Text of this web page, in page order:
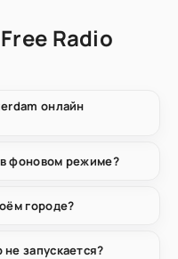
Radio
онлайн
фоновом режиме?
городе?
запускается?